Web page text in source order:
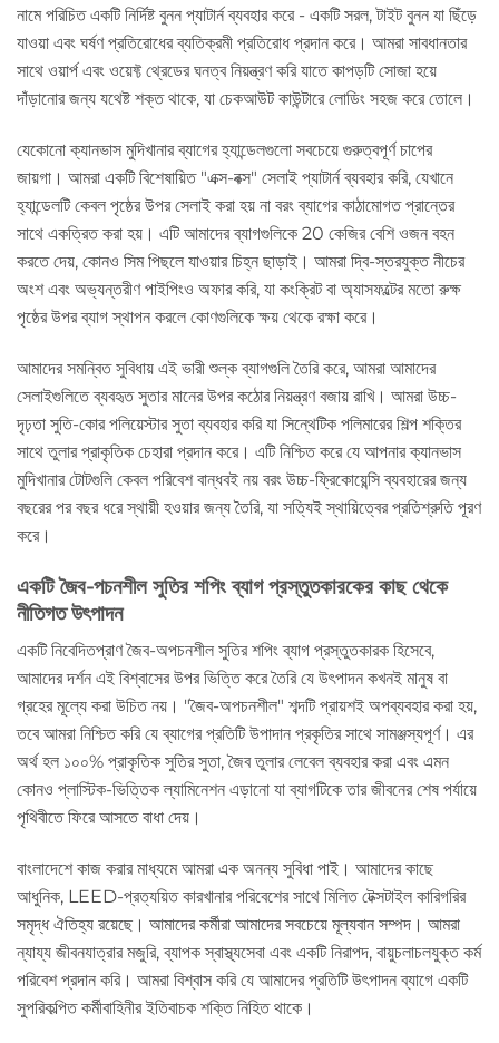
নামে পরিচিত একটি নির্দিষ্ট বুনন প্যাটার্ন ব্যবহার করে - একটি সরল, টাইট বুনন যা ছিঁড়ে
যাওয়া এবং ঘর্ষণ প্রতিরোধের ব্যতিক্রমী প্রতিরোধ প্রদান করে। আমরা সাবধানতার
সাথে ওয়ার্প এবং ওয়েফ্ট থ্রেডের ঘনত্ব নিয়ন্ত্রণ করি যাতে কাপড়টি সোজা হয়ে
দাঁড়ানোর জন্য যথেষ্ট শক্ত থাকে, যা চেকআউট কাউন্টারে লোডিং সহজ করে তোলে।
যেকোনো ক্যানভাস মুদিখানার ব্যাগের হ্যান্ডেলগুলো সবচেয়ে গুরুত্বপূর্ণ চাপের
জায়গা। আমরা একটি বিশেষায়িত "এক্স-বক্স" সেলাই প্যাটার্ন ব্যবহার করি, যেখানে
হ্যান্ডেলটি কেবল পৃষ্ঠের উপর সেলাই করা হয় না বরং ব্যাগের কাঠামোগত প্রান্তের
সাথে একত্রিত করা হয়। এটি আমাদের ব্যাগগুলিকে 20 কেজির বেশি ওজন বহন
করতে দেয়, কোনও সিম পিছলে যাওয়ার চিহ্ন ছাড়াই। আমরা দ্বি-স্তরযুক্ত নীচের
অংশ এবং অভ্যন্তরীণ পাইপিংও অফার করি, যা কংক্রিট বা অ্যাসফল্টের মতো রুক্ষ
পৃষ্ঠের উপর ব্যাগ স্থাপন করলে কোণগুলিকে ক্ষয় থেকে রক্ষা করে।
আমাদের সমন্বিত সুবিধায় এই ভারী শুল্ক ব্যাগগুলি তৈরি করে, আমরা আমাদের
সেলাইগুলিতে ব্যবহৃত সুতার মানের উপর কঠোর নিয়ন্ত্রণ বজায় রাখি। আমরা উচ্চ-
দৃঢ়তা সুতি-কোর পলিয়েস্টার সুতা ব্যবহার করি যা সিন্থেটিক পলিমারের শিল্প শক্তির
সাথে তুলার প্রাকৃতিক চেহারা প্রদান করে। এটি নিশ্চিত করে যে আপনার ক্যানভাস
মুদিখানার টোটগুলি কেবল পরিবেশ বান্ধবই নয় বরং উচ্চ-ফ্রিকোয়েন্সি ব্যবহারের জন্য
বছরের পর বছর ধরে স্থায়ী হওয়ার জন্য তৈরি, যা সত্যিই স্থায়িত্বের প্রতিশ্রুতি পূরণ
করে।
একটি জৈব-পচনশীল সুতির শপিং ব্যাগ প্রস্তুতকারকের কাছ থেকে
নীতিগত উৎপাদন
একটি নিবেদিতপ্রাণ জৈব-অপচনশীল সুতির শপিং ব্যাগ প্রস্তুতকারক হিসেবে,
আমাদের দর্শন এই বিশ্বাসের উপর ভিত্তি করে তৈরি যে উৎপাদন কখনই মানুষ বা
গ্রহের মূল্যে করা উচিত নয়। "জৈব-অপচনশীল" শব্দটি প্রায়শই অপব্যবহার করা হয়,
তবে আমরা নিশ্চিত করি যে ব্যাগের প্রতিটি উপাদান প্রকৃতির সাথে সামঞ্জস্যপূর্ণ। এর
অর্থ হল ১০০% প্রাকৃতিক সুতির সুতা, জৈব তুলার লেবেল ব্যবহার করা এবং এমন
কোনও প্লাস্টিক-ভিত্তিক ল্যামিনেশন এড়ানো যা ব্যাগটিকে তার জীবনের শেষ পর্যায়ে
পৃথিবীতে ফিরে আসতে বাধা দেয়।
বাংলাদেশে কাজ করার মাধ্যমে আমরা এক অনন্য সুবিধা পাই। আমাদের কাছে
আধুনিক, LEED-প্রত্যয়িত কারখানার পরিবেশের সাথে মিলিত টেক্সটাইল কারিগরির
সমৃদ্ধ ঐতিহ্য রয়েছে। আমাদের কর্মীরা আমাদের সবচেয়ে মূল্যবান সম্পদ। আমরা
ন্যায্য জীবনযাত্রার মজুরি, ব্যাপক স্বাস্থ্যসেবা এবং একটি নিরাপদ, বায়ুচলাচলযুক্ত কর্ম
পরিবেশ প্রদান করি। আমরা বিশ্বাস করি যে আমাদের প্রতিটি উৎপাদন ব্যাগে একটি
সুপরিকল্পিত কর্মীবাহিনীর ইতিবাচক শক্তি নিহিত থাকে।